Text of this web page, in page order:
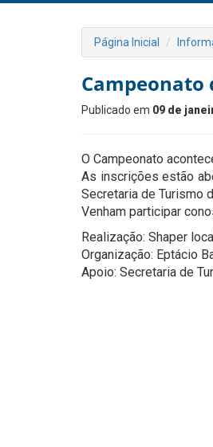
Página Inicial
Campeonato
Publicado em 09 de
O Campeonato
As inscrições estão
Secretaria de Turismo
Venham participar
Realização: Shaper
Organização: Eptácio
Apoio: Secretaria de